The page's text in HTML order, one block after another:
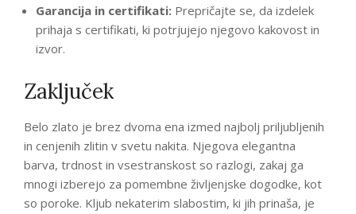
Garancija in certifikati: Prepričajte se, da izdelek
prihaja s certifikati, ki potrjujejo njegovo kakovost in
izvor.
Zaključek
Belo zlato je brez dvoma ena izmed najbolj priljubljenih
in cenjenih zlitin v svetu nakita. Njegova elegantna
barva, trdnost in vsestranskost so razlogi, zakaj ga
mnogi izberejo za pomembne življenjske dogodke, kot
so poroke. Kljub nekaterim slabostim, ki jih prinaša, je